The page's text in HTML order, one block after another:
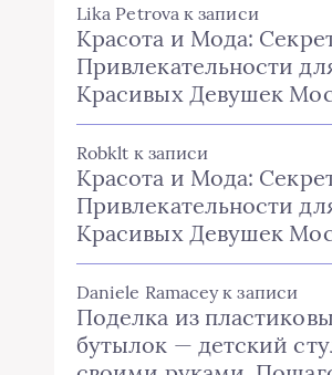
Lika Petrova к записи
Красота и Мода:
Привлекательности
Красивых Девушек
Robklt к записи
Красота и Мода:
Привлекательности
Красивых Девушек
Daniele Ramaceyк записи
Поделка из
бутылок — детский